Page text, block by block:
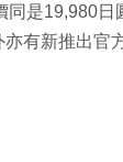
同是19,980日
有新推出官